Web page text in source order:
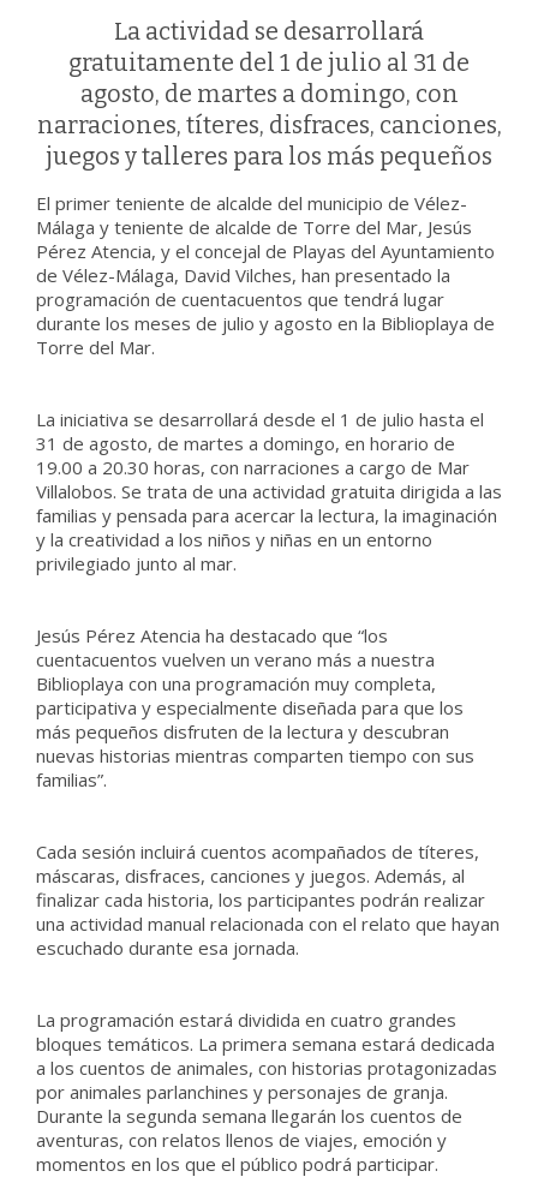
La actividad se desarrollará
gratuitamente del 1 de julio al 31 de
agosto, de martes a domingo, con
narraciones, títeres, disfraces, canciones,
juegos y talleres para los más pequeños
El primer teniente de alcalde del municipio de Vélez-
Málaga y teniente de alcalde de Torre del Mar, Jesús
Pérez Atencia, y el concejal de Playas del Ayuntamiento
de Vélez-Málaga, David Vilches, han presentado la
programación de cuentacuentos que tendrá lugar
durante los meses de julio y agosto en la Biblioplaya de
Torre del Mar.
La iniciativa se desarrollará desde el 1 de julio hasta el
31 de agosto, de martes a domingo, en horario de
19.00 a 20.30 horas, con narraciones a cargo de Mar
Villalobos. Se trata de una actividad gratuita dirigida a las
familias y pensada para acercar la lectura, la imaginación
y la creatividad a los niños y niñas en un entorno
privilegiado junto al mar.
Jesús Pérez Atencia ha destacado que “los
cuentacuentos vuelven un verano más a nuestra
Biblioplaya con una programación muy completa,
participativa y especialmente diseñada para que los
más pequeños disfruten de la lectura y descubran
nuevas historias mientras comparten tiempo con sus
familias”.
Cada sesión incluirá cuentos acompañados de títeres,
máscaras, disfraces, canciones y juegos. Además, al
finalizar cada historia, los participantes podrán realizar
una actividad manual relacionada con el relato que hayan
escuchado durante esa jornada.
La programación estará dividida en cuatro grandes
bloques temáticos. La primera semana estará dedicada
a los cuentos de animales, con historias protagonizadas
por animales parlanchines y personajes de granja.
Durante la segunda semana llegarán los cuentos de
aventuras, con relatos llenos de viajes, emoción y
momentos en los que el público podrá participar.